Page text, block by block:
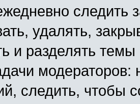
следить
удалять,
и разделять
следить, чтобы